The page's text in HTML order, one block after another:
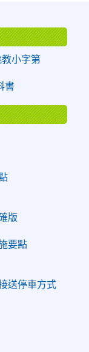
小字第
書
版
要點
送停車方式